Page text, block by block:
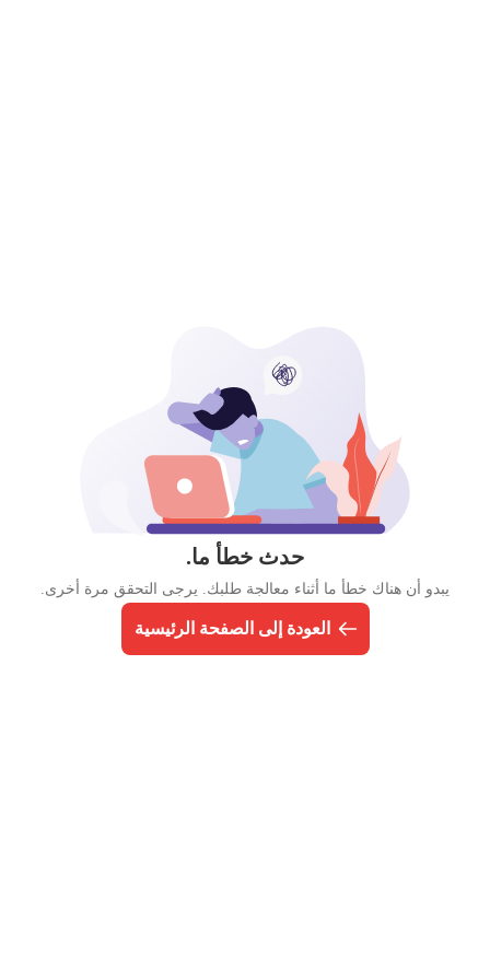
حدث خطأ ما.
يبدو أن هناك خطأ ما أثناء معالجة طلبك. يرجى التحقق مرة أخرى.
العودة إلى الصفحة الرئيسية